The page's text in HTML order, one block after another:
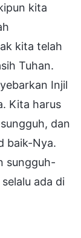
kita
kita telah
Tuhan.
Injil
Kita harus
dan
baik-Nya.
sungguh-
ada di